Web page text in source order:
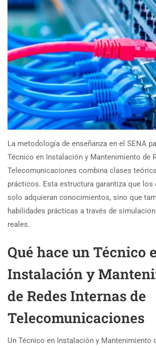
La metodología de enseñanza en el SENA
Técnico en Instalación y Mantenimiento de
Telecomunicaciones combina clases
prácticos. Esta estructura garantiza que los
solo adquieran conocimientos, sino que
habilidades prácticas a través de
reales.
Qué hace un Técnico
Instalación y
de Redes Internas de
Telecomunicaciones
Un Técnico en Instalación y Mantenimiento